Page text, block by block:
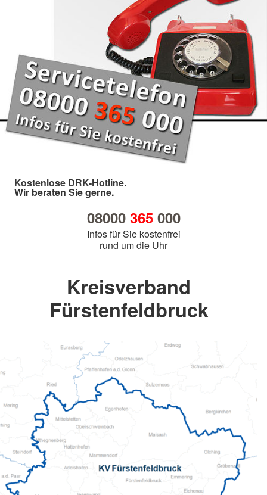
Kostenlose DRK-Hotline.
Wir beraten Sie gerne.
08000 365000
Infos für Sie kostenfrei
rund um die Uhr
Kreisverband
Fürstenfeldbruck